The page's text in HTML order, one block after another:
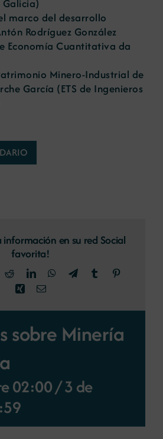
marco del desarrollo
Rodríguez González
Economía Cuantitativa da
Minero-Industrial de
García (ETS de Ingenieros
en su red Social
favorita!
RedditLinkedInWhatsApp
TelegramTumblr
XingCorreo
sobre Minería
02:00/3 de